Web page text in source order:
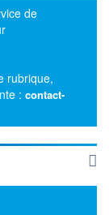
de
rubrique,
: contact-